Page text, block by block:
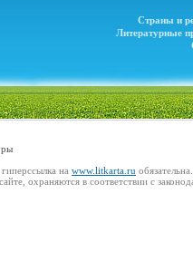
Страны и
Литературные
на www.litkarta.ru обязательна.
охраняются в соответствии с